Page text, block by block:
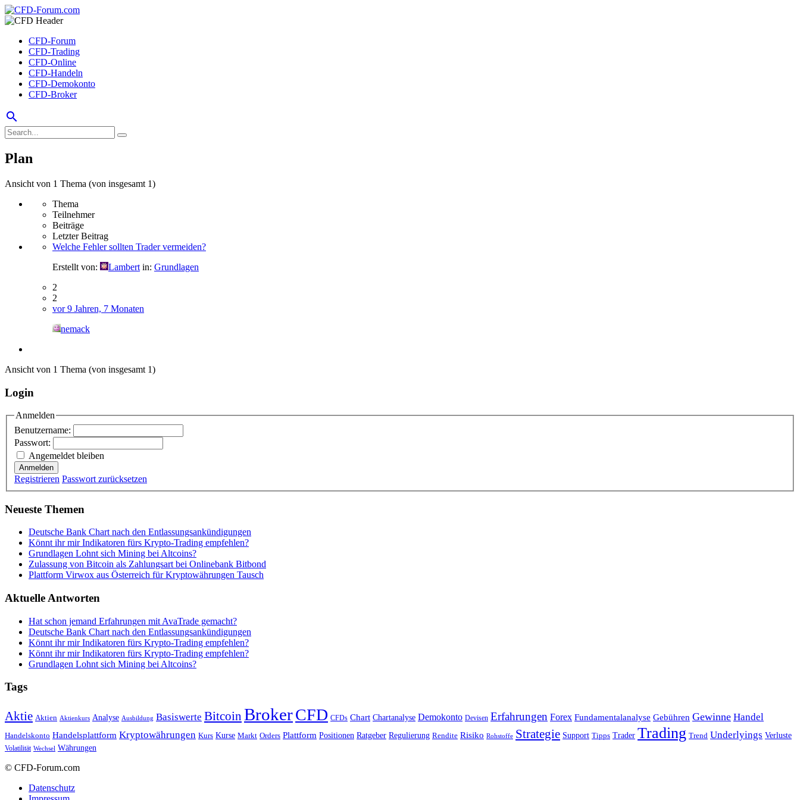
CFD-Forum
CFD-Trading
CFD-Online
CFD-Handeln
CFD-Demokonto
CFD-Broker
search
Plan
Ansicht von 1 Thema (von insgesamt 1)
Thema
Teilnehmer
Beiträge
Letzter Beitrag
Welche Fehler sollten Trader vermeiden?
Erstellt von:
Lambert in: Grundlagen
2
2
vor 9 Jahren, 7 Monaten
nemack
Ansicht von 1 Thema (von insgesamt 1)
Login
Anmelden
Benutzername:
Passwort:
Angemeldet bleiben
Anmelden
Registrieren Passwort zurücksetzen
Neueste Themen
Deutsche Bank Chart nach den Entlassungsankündigungen
Könnt ihr mir Indikatoren fürs Krypto-Trading empfehlen?
Grundlagen Lohnt sich Mining bei Altcoins?
Zulassung von Bitcoin als Zahlungsart bei Onlinebank Bitbond
Plattform Virwox aus Österreich für Kryptowährungen Tausch
Aktuelle Antworten
Hat schon jemand Erfahrungen mit AvaTrade gemacht?
Deutsche Bank Chart nach den Entlassungsankündigungen
Könnt ihr mir Indikatoren fürs Krypto-Trading empfehlen?
Könnt ihr mir Indikatoren fürs Krypto-Trading empfehlen?
Grundlagen Lohnt sich Mining bei Altcoins?
Tags
Aktie Aktien Aktienkurs Analyse Ausbildung Basiswerte Bitcoin BrokerCFD CFDs Chart Chartanalyse Demokonto Devisen Erfahrungen Forex Fundamentalanalyse Gebühren Gewinne Handel
Handelskonto Handelsplattform Kryptowährungen Kurs Kurse Markt Orders Plattform Positionen Ratgeber Regulierung Rendite Risiko Rohstoffe Strategie Support Tipps Trader Trading Trend Underlyings Verluste
Volatilität Wechsel Währungen
© CFD-Forum.com
Datenschutz